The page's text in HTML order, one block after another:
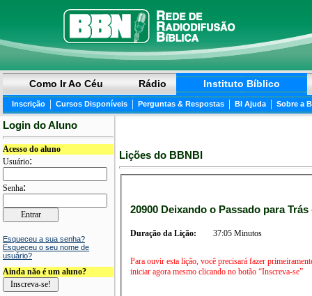
Como Ir Ao Céu Rádio Instituto Bíblico
Inscrição | Cursos Disponíveis | Perguntas & Respostas | BI Ajuda | Sobre a
Login do Aluno
Acesso do aluno
Usuário:
Senha:
Esqueceu a sua senha?
Esqueceu o seu nome de
usuário?
Ainda não é um aluno?
Lições do BBNBI
20900 Deixando o Passado para Trás
Duração da Lição: 37:05 Minutos
Para ouvir esta lição, você precisará fazer
iniciar agora mesmo clicando no botão “Inscreva-se”